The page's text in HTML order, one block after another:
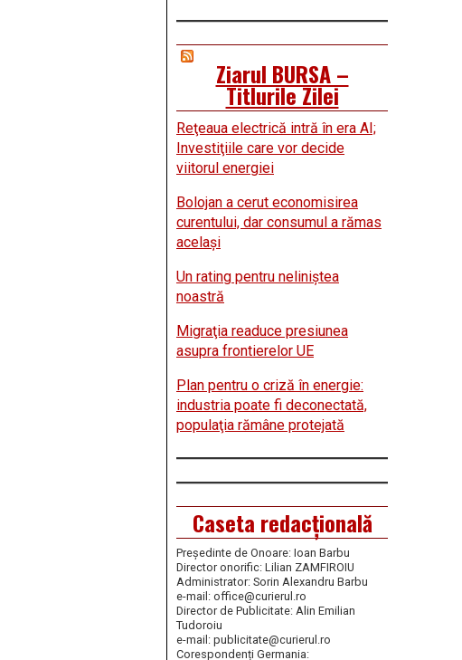
Ziarul BURSA –
Titlurile Zilei
Reţeaua electrică intră în era AI;
Investiţiile care vor decide
viitorul energiei
Bolojan a cerut economisirea
curentului, dar consumul a rămas
acelaşi
Un rating pentru neliniştea
noastră
Migraţia readuce presiunea
asupra frontierelor UE
Plan pentru o criză în energie:
industria poate fi deconectată,
populaţia rămâne protejată
Caseta redacțională
Președinte de Onoare: Ioan Barbu
Director onorific: Lilian ZAMFIROIU
Administrator: Sorin Alexandru Barbu
e-mail: office@curierul.ro
Director de Publicitate: Alin Emilian
Tudoroiu
e-mail: publicitate@curierul.ro
Corespondenți Germania: